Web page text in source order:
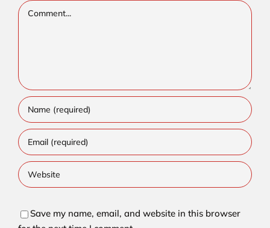
Comment
Save my name, email, and website in this browser